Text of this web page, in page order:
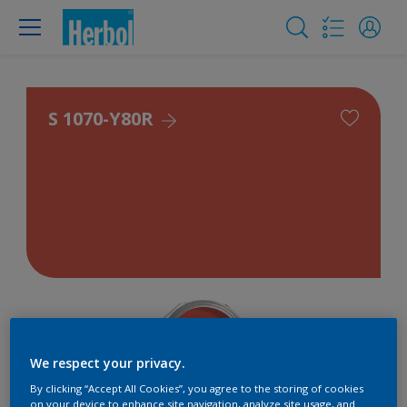
S 1070-Y80R
We respect your privacy.
By clicking “Accept All Cookies”, you agree to the storing of cookies
on your device to enhance site navigation, analyze site usage, and